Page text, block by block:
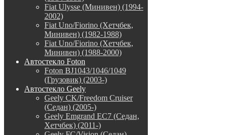
Fiat Ulysse (Минивен) (1994-
2002)
Fiat Uno/Fiorino (Хетчбек,
Минивен) (1982-1988)
Fiat Uno/Fiorino (Хетчбек,
Минивен) (1988-2000)
Автостекло Foton
Foton BJ1043/1046/1049
(Грузовик) (2003-)
Автостекло Geely
Geely CK/Freedom Cruiser
(Седан) (2005-)
Geely Emgrand EC7 (Седан,
Хетчбек) (2011-)